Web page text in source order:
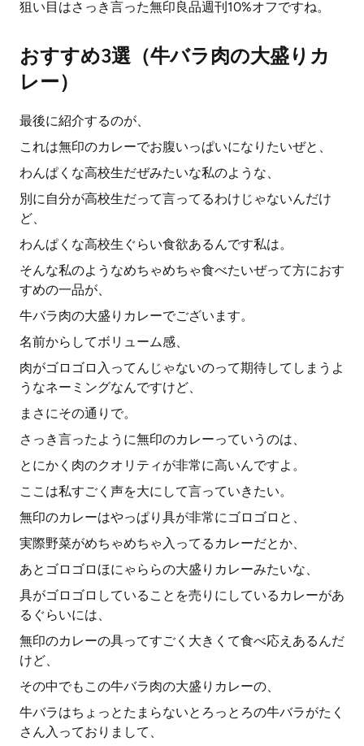
狙い目はさっき言った無印良品週刊10%オフですね。
おすすめ3選（牛バラ肉の大盛りカ
レー）
最後に紹介するのが、
これは無印のカレーでお腹いっぱいになりたいぜと、
わんぱくな高校生だぜみたいな私のような、
別に自分が高校生だって言ってるわけじゃないんだけ
ど、
わんぱくな高校生ぐらい食欲あるんです私は。
そんな私のようなめちゃめちゃ食べたいぜって方におす
すめの一品が、
牛バラ肉の大盛りカレーでございます。
名前からしてボリューム感、
肉がゴロゴロ入ってんじゃないのって期待してしまうよ
うなネーミングなんですけど、
まさにその通りで。
さっき言ったように無印のカレーっていうのは、
とにかく肉のクオリティが非常に高いんですよ。
ここは私すごく声を大にして言っていきたい。
無印のカレーはやっぱり具が非常にゴロゴロと、
実際野菜がめちゃめちゃ入ってるカレーだとか、
あとゴロゴロほにゃららの大盛りカレーみたいな、
具がゴロゴロしていることを売りにしているカレーがあ
るぐらいには、
無印のカレーの具ってすごく大きくて食べ応えあるんだ
けど、
その中でもこの牛バラ肉の大盛りカレーの、
牛バラはちょっとたまらないとろっとろの牛バラがたく
さん入っておりまして、